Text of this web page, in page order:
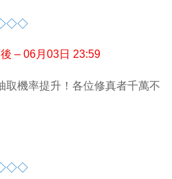
◇◇◇
– 06月03日 23:59
取機率提升！各位修真者千萬不
◇◇◇